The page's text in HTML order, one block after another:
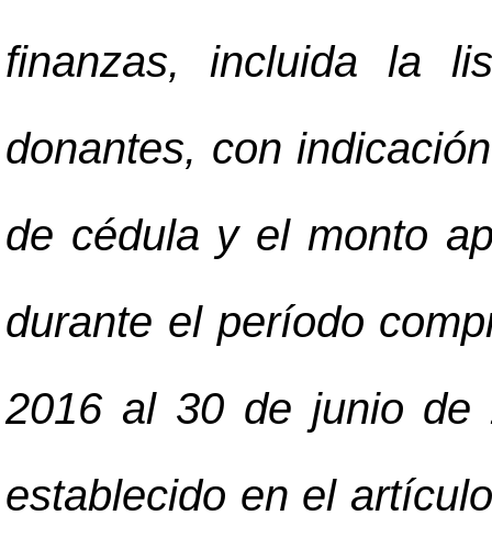
finanzas, incluida la
donantes, con
de cédula y el monto
durante el período
2016 al 30 de junio de
establecido en el